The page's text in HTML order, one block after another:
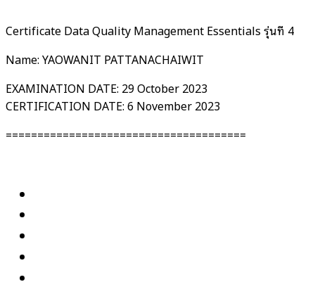
Certificate Data Quality Management Essentials รุ่นที่ 4
Name: YAOWANIT PATTANACHAIWIT
EXAMINATION DATE: 29 October 2023
CERTIFICATION DATE: 6 November 2023
======================================